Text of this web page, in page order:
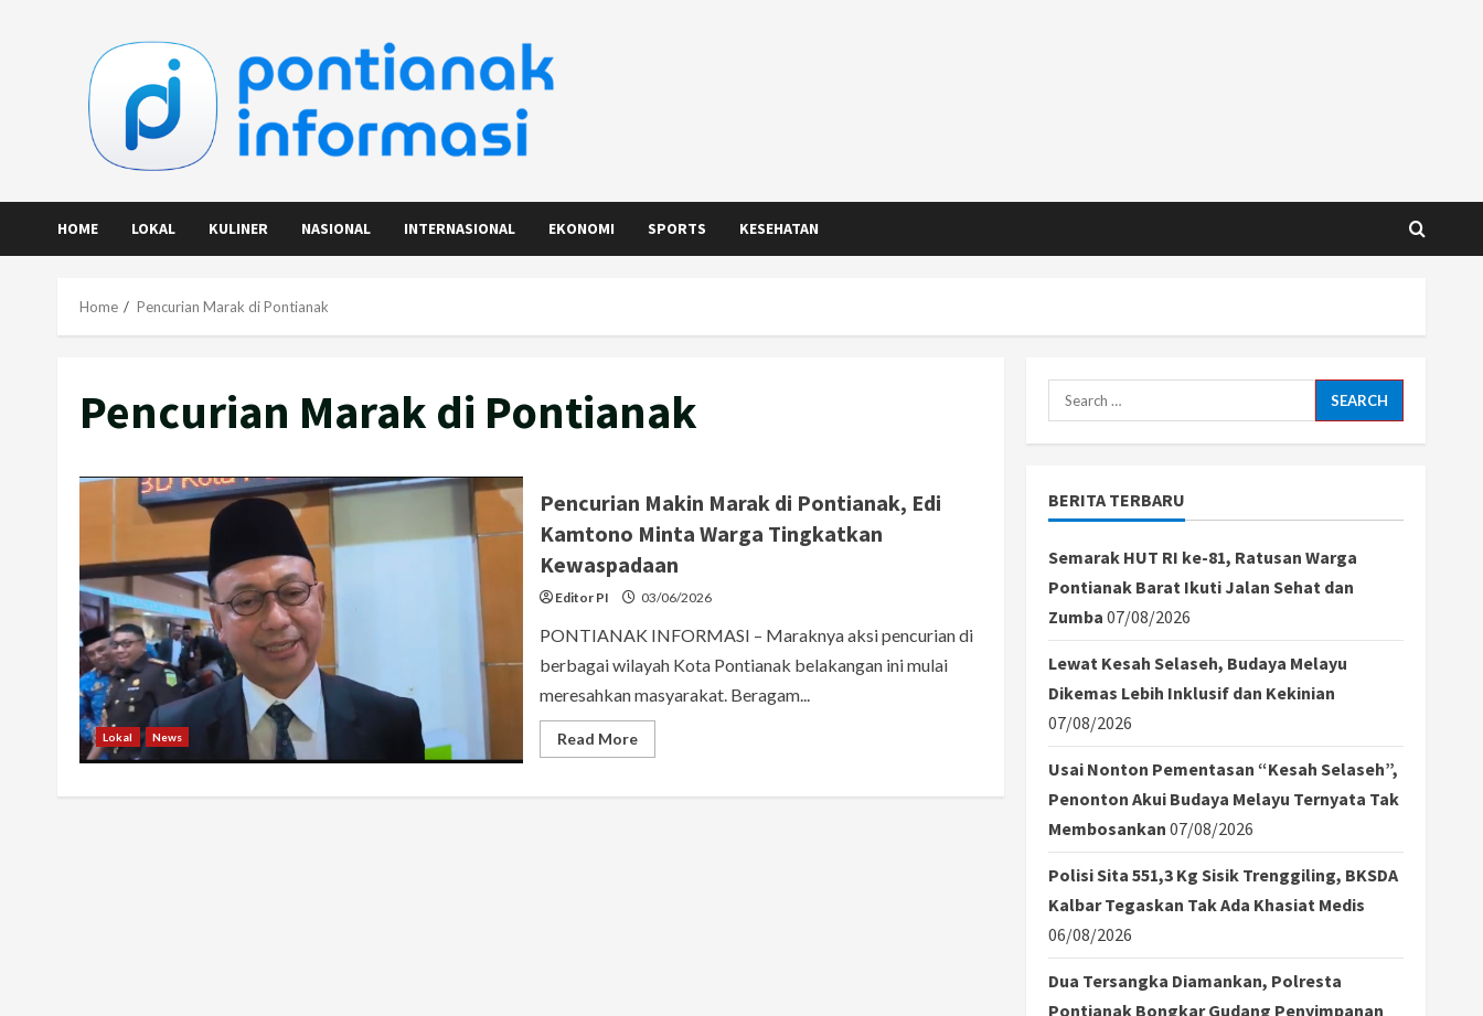
HOME LOKAL KULINER NASIONAL INTERNASIONAL EKONOMI SPORTS KESEHATAN
Home Pencurian Marak di Pontianak
Pencurian Marak di Pontianak
Lokal News
Pencurian Makin Marak di Pontianak, Edi
Kamtono Minta Warga Tingkatkan
Kewaspadaan
Editor PI 03/06/2026
PONTIANAK INFORMASI – Maraknya aksi pencurian di
berbagai wilayah Kota Pontianak belakangan ini mulai
meresahkan masyarakat. Beragam...
Read MoreRead
more
Makin
Search
for:
BERITA TERBARU
Semarak HUT RI ke-81, Ratusan Warga
Pontianak Barat Ikuti Jalan Sehat dan
Zumba 07/08/2026
Lewat Kesah Selaseh, Budaya Melayu
Dikemas Lebih Inklusif dan Kekinian
07/08/2026
Usai Nonton Pementasan “Kesah Selaseh”,
Penonton Akui Budaya Melayu Ternyata Tak
Membosankan 07/08/2026
Polisi Sita 551,3 Kg Sisik Trenggiling, BKSDA
Kalbar Tegaskan Tak Ada Khasiat Medis
06/08/2026
Dua Tersangka Diamankan, Polresta
Pontianak Bongkar Gudang Penyimpanan